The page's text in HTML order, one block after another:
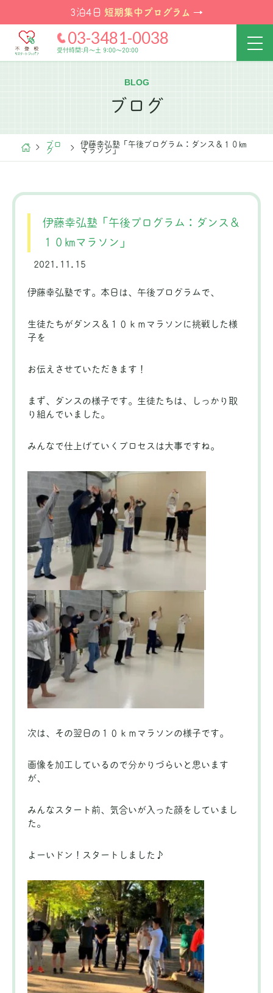
3泊4日 短期集中プログラム →
03-3481-0038
受付時間:月～土 9:00～20:00
BLOG
ブログ
ブロ
グ
伊藤幸弘塾「午後プログラム：ダンス＆１０㎞
マラソン」
伊藤幸弘塾「午後プログラム：ダンス＆
１０㎞マラソン」
2021.11.15
伊藤幸弘塾です。本日は、午後プログラムで、
生徒たちがダンス＆１０ｋｍマラソンに挑戦した様
子を
お伝えさせていただきます！
まず、ダンスの様子です。生徒たちは、しっかり取
り組んでいました。
みんなで仕上げていくプロセスは大事ですね。
次は、その翌日の１０ｋｍマラソンの様子です。
画像を加工しているので分かりづらいと思います
が、
みんなスタート前、気合いが入った顔をしていまし
た。
よーいドン！スタートしました♪